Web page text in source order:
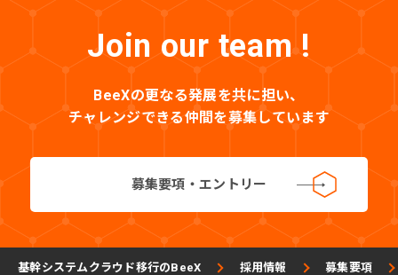
Join our team !
BeeXの更なる発展を共に担い、
チャレンジできる仲間を募集しています
募集要項・エントリー
基幹システムクラウド移行のBeeX 採用情報 募集要項